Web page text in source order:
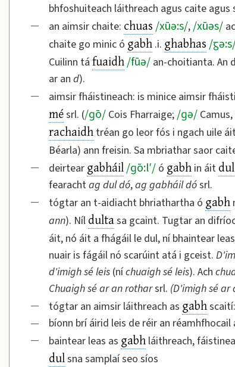
bhfoshuiteach láithreach agus caite
—
an aimsir chaite: chuas/xūə:s/,/xūəs/
chaite go minic ó gabh .i. ghabhas/ᵹə:s
Cuilinn tá fuaidh/fūə/ an-choitianta. An
ar an d).
—
aimsir fháistineach: is minice aimsir
mésrl. (/ɡō/ Cois Fharraige;/ɡə/
rachaidh tréan go leor fós i ngach uile
Béarla) ann freisin. Sa mbriathar saor
—
deirtear gabháil/ɡō:l′/ ó gabh in áit dul
fearachtag dul dó,ag gabháil dósrl.
—
tógtar an t-aidiacht bhriathartha ó gabh
ann). Níl dultasa gcaint. Tugtar an
áit, nó áit a fhágáil le dul, ní bhaintear
nuair is fágáil nó scarúint atá i gceist.
d'imigh sé leis (níchuaigh sé leis). Ach
Chuaigh sé ar an rotharsrl. (D'imigh sé ar
—
tógtar an aimsir láithreach as gabh
—
bíonn brí áirid leis de réir an
—
baintear leas as gabh láithreach,
dulsna samplaí seo síos